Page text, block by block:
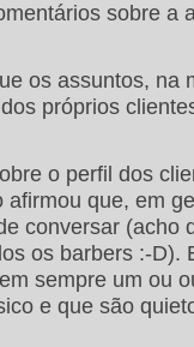
sobre a
os assuntos, na
próprios
o perfil dos
afirmou que, em
conversar (acho
os barbers :-D).
sempre um ou
e que são